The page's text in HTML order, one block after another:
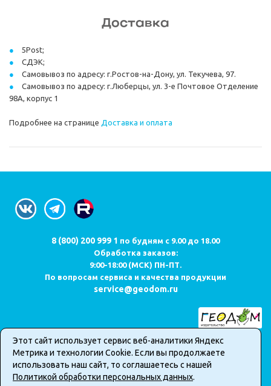
Доставка
5Post;
СДЭК;
Самовывоз по адресу: г.Ростов-на-Дону, ул. Текучева, 97.
Самовывоз по адресу: г.Люберцы, ул. 3-е Почтовое Отделение
98А, корпус 1
Подробнее на странице Доставка и оплата
8 (800) 200 999 1 по будням с 9.00 до 18.00
Обработка заказов:
9:00-18:00 (МСК) ПН-ПТ.
По вопросам сервиса и качества продукции
service@geodom.ru
Карта сайта
Публичная оферта о продаже товаров в интернет-магазине
Политика обработки персональных данных
Этот сайт использует сервис веб-аналитики Яндекс
Метрика и технологии Cookie. Если вы продолжаете
использовать наш сайт, то соглашаетесь с нашей
Политикой обработки персональных данных.